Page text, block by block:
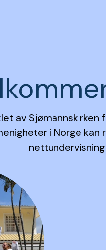
av
i Norge kan